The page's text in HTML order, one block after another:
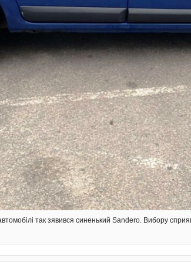
так зявився синенький Sandero. Вибору